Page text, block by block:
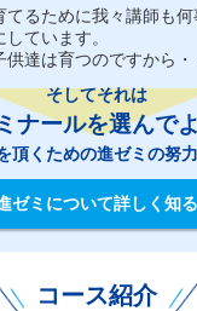
てるために我々講師も
ています。
達は育つのですから・
そしてそれは
ナールを選んで
頂くための進ゼミの努
ゼミについて詳しく知る
コース紹介